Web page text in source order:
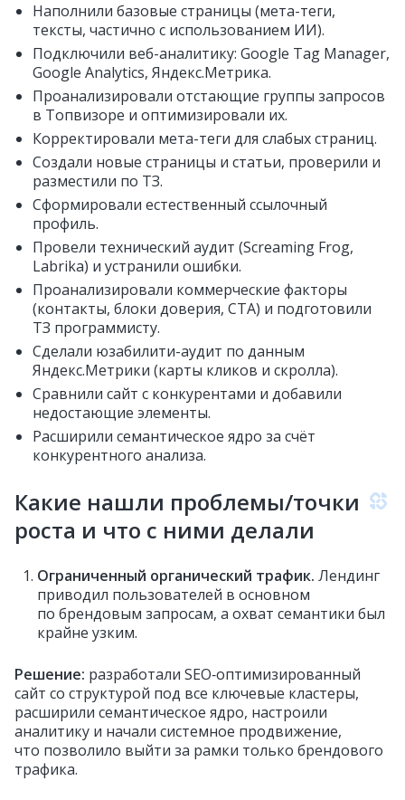
Наполнили базовые страницы (мета-теги,
тексты, частично с использованием ИИ).
Подключили веб-аналитику: Google Tag Manager,
Google Analytics, Яндекс.Метрика.
Проанализировали отстающие группы запросов
в Топвизоре и оптимизировали их.
Корректировали мета-теги для слабых страниц.
Создали новые страницы и статьи, проверили и
разместили по ТЗ.
Сформировали естественный ссылочный
профиль.
Провели технический аудит (Screaming Frog,
Labrika) и устранили ошибки.
Проанализировали коммерческие факторы
(контакты, блоки доверия, CTA) и подготовили
ТЗ программисту.
Сделали юзабилити-аудит по данным
Яндекс.Метрики (карты кликов и скролла).
Сравнили сайт с конкурентами и добавили
недостающие элементы.
Расширили семантическое ядро за счёт
конкурентного анализа.
Какие нашли проблемы/точки
роста и что с ними делали
Ограниченный органический трафик. Лендинг
приводил пользователей в основном
по брендовым запросам, а охват семантики был
крайне узким.
Решение: разработали SEO‑оптимизированный
сайт со структурой под все ключевые кластеры,
расширили семантическое ядро, настроили
аналитику и начали системное продвижение,
что позволило выйти за рамки только брендового
трафика.